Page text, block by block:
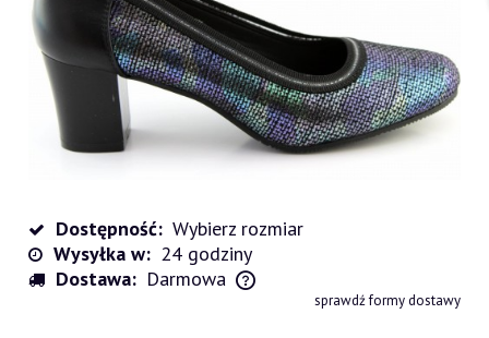
Dostępność: Wybierz rozmiar
Wysyłka w: 24 godziny
Dostawa: Darmowa
Cena nie zawiera ewentualnych kosztów płatnościsprawdź formy dostawy